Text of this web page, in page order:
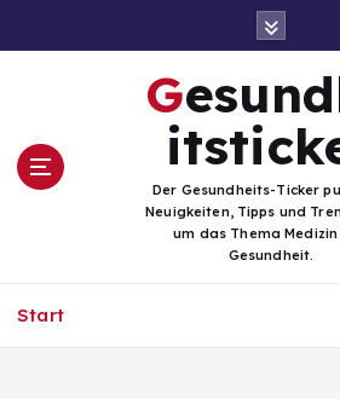
i
Gesundhe
Der Gesundheits-Ticker
Neuigkeiten, Tipps und
um das Thema
Gesundheit.
Start